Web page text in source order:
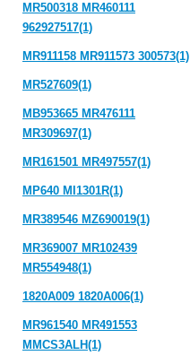
MR500318 MR460111
962927517(1)
MR911158 MR911573 300573(1)
MR527609(1)
MB953665 MR476111
MR309697(1)
MR161501 MR497557(1)
MP640 MI1301R(1)
MR389546 MZ690019(1)
MR369007 MR102439
MR554948(1)
1820A009 1820A006(1)
MR961540 MR491553
MMCS3ALH(1)